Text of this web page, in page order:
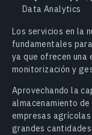
Data Analytics
Los servicios en la
fundamentales
ya que ofrecen una
monitorización y
Aprovechando la
almacenamiento
empresas
grandes